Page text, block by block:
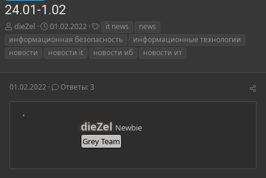
24.01-1.02
А
в
о
е
м
dieZel
Д
а
а
ч
а
01.02.2022
е
и
it news
news
информационная безопасность
информационные технологии
новости
новости it новости иб новости ит
01.02.2022 Ответы: 3
А
в
т
р
dieZel Newbie
Grey Team